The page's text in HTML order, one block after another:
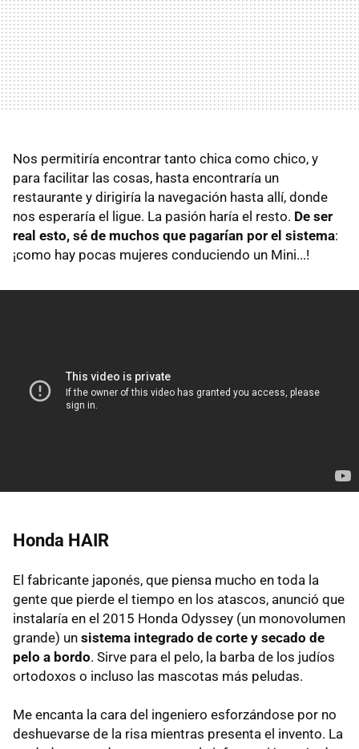
Nos permitiría encontrar tanto chica como chico, y
para facilitar las cosas, hasta encontraría un
restaurante y dirigiría la navegación hasta allí, donde
nos esperaría el ligue. La pasión haría el resto. De ser
real esto, sé de muchos que pagarían por el sistema:
¡como hay pocas mujeres conduciendo un Mini...!
Honda HAIR
El fabricante japonés, que piensa mucho en toda la
gente que pierde el tiempo en los atascos, anunció que
instalaría en el 2015 Honda Odyssey (un monovolumen
grande) un sistema integrado de corte y secado de
pelo a bordo. Sirve para el pelo, la barba de los judíos
ortodoxos o incluso las mascotas más peludas.
Me encanta la cara del ingeniero esforzándose por no
deshuevarse de la risa mientras presenta el invento. La